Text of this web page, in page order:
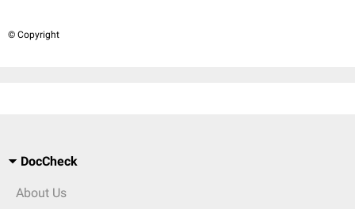
© Copyright
DocCheck
About Us